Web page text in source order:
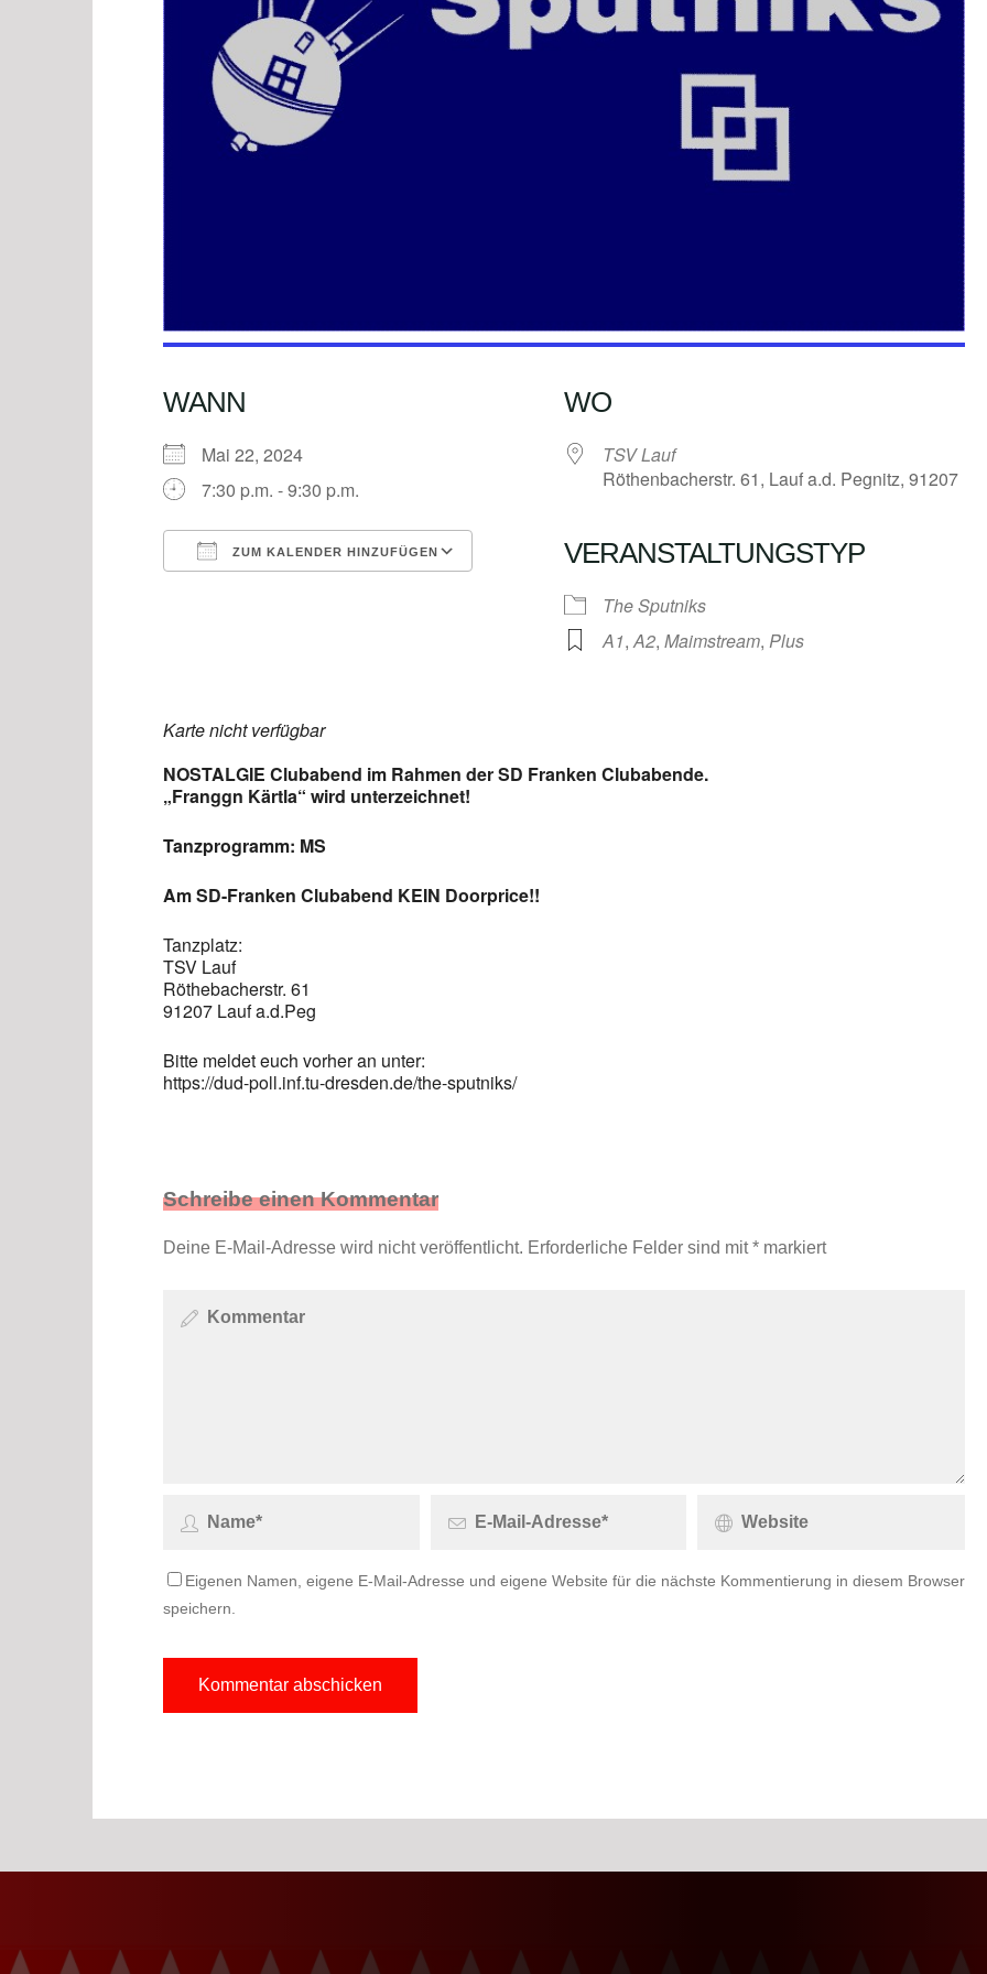
WANN
Mai 22, 2024
7:30 p.m. - 9:30 p.m.
ZUM KALENDER HINZUFÜGEN
Google Kalender
WO
TSV Lauf
Röthenbacherstr. 61, Lauf a.d. Pegnitz, 91207
VERANSTALTUNGSTYP
The Sputniks
A1,A2, Maimstream, Plus
Karte nicht verfügbar
NOSTALGIE Clubabend im Rahmen der SD Franken Clubabende.
„Franggn Kärtla“ wird unterzeichnet!
Tanzprogramm: MS
Am SD-Franken Clubabend KEIN Doorprice!!
Tanzplatz:
TSV Lauf
Röthebacherstr. 61
91207 Lauf a.d.Peg
Bitte meldet euch vorher an unter:
https://dud-poll.inf.tu-dresden.de/the-sputniks/
Schreibe einen Kommentar
Deine E-Mail-Adresse wird nicht veröffentlicht. Erforderliche Felder sind mit* markiert
Eigenen Namen, eigene E-Mail-Adresse und eigene Website für die nächste Kommentierung in diesem Browser
speichern.